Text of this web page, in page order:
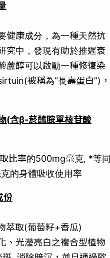
健康成分，為一種天然抗
究中，發現有助於推遲衰
蘆醇可以啟動一種修復染
被稱為“長壽蛋白”)，
(含β-菸醯胺單核苷酸
比率的500mg毫克, *等同
的身體吸收使用率
份
萃取(葡萄籽+香瓜)
、光瀅亮白之複合型植物